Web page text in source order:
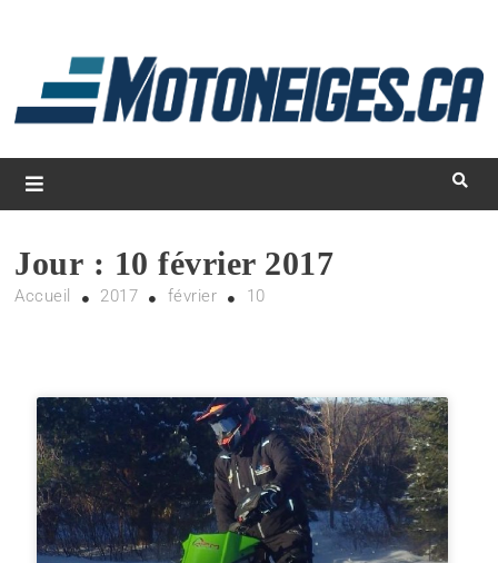
Magazine Motoneiges.ca
Jour : 10 février 2017
Accueil 2017 février 10